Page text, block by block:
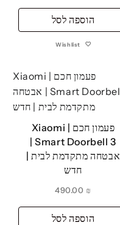
הוספה לסל
Wishlist
פעמון חכם | Xiaomi
Smart Doorbell 3 |
אבטחה מתקדמת לבית |
חדש
₪
הוספה לסל